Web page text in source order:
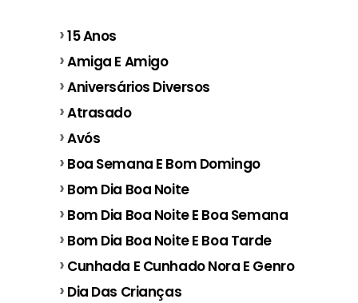
15 Anos
Amiga E Amigo
Aniversários Diversos
Atrasado
Avós
Boa Semana E Bom Domingo
Bom Dia Boa Noite
Bom Dia Boa Noite E Boa Semana
Bom Dia Boa Noite E Boa Tarde
Cunhada E Cunhado Nora E Genro
Dia Das Crianças